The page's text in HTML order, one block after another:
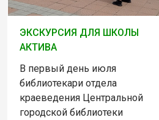
ЭКСКУРСИЯ ДЛЯ ШКОЛЫ
АКТИВА
В первый день июля
библиотекари отдела
краеведения Центральной
городской библиотеки